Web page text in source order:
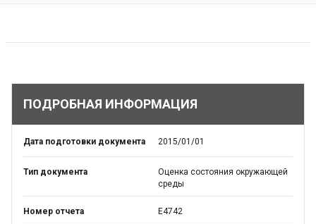
ПОДРОБНАЯ ИНФОРМАЦИЯ
Дата подготовки документа 2015/01/01
Тип документа
Оценка состояния окружающей
среды
Номер отчета E4742